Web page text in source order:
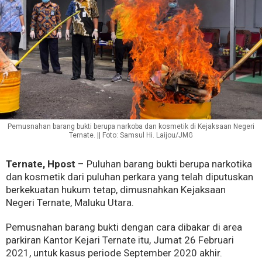
Pemusnahan barang bukti berupa narkoba dan kosmetik di Kejaksaan Negeri
Ternate. || Foto: Samsul Hi. Laijou/JMG
Ternate, Hpost – Puluhan barang bukti berupa narkotika
dan kosmetik dari puluhan perkara yang telah diputuskan
berkekuatan hukum tetap, dimusnahkan Kejaksaan
Negeri Ternate, Maluku Utara.
Pemusnahan barang bukti dengan cara dibakar di area
parkiran Kantor Kejari Ternate itu, Jumat 26 Februari
2021, untuk kasus periode September 2020 akhir.